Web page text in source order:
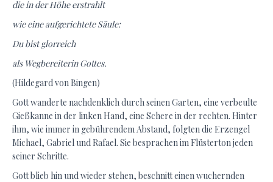
die in der Höhe erstrahlt
wie eine aufgerichtete Säule:
Du bist glorreich
als Wegbereiterin Gottes.
(Hildegard von Bingen)
Gott wanderte nachdenklich durch seinen Garten, eine verbeulte
Gießkanne in der linken Hand, eine Schere in der rechten. Hinter
ihm, wie immer in gebührendem Abstand, folgten die Erzengel
Michael, Gabriel und Rafael. Sie besprachen im Flüsterton jeden
seiner Schritte.
Gott blieb hin und wieder stehen, beschnitt einen wuchernden